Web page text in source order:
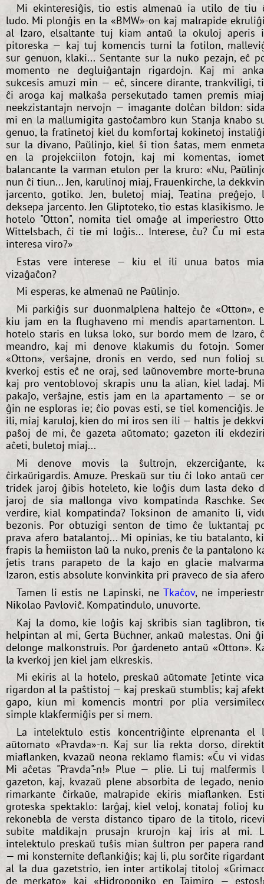
Mi ekinteresiĝis, tio estis almenaŭ ia utilo de tiu
ludo. Mi plonĝis en la «BMW»-on kaj malrapide
al Izaro, elsaltante tuj kiam antaŭ la okuloj aperis
pitoreska — kaj tuj komencis turni la fotilon,
sur genuon, klaki... Sentante sur la nuko pezajn, eĉ
momento ne degluiĝantajn rigardojn. Kaj mi
sukcesis amuzi min — eĉ, sincere dirante, trankviligi,
ĉi aroga kaj malkaŝa persekutado tamen premis
neekzistantajn nervojn — imagante dolĉan bildon:
mi en la mallumigita gastoĉambro kun Stanja knabo
genuo, la fratinetoj kiel du komfortaj kokinetoj
sur la divano, Paŭlinjo, kiel ŝi tion ŝatas, mem
en la projekciilon fotojn, kaj mi komentas,
balancante la varman etulon per la kruro: «Nu,
nun ĉi tiun... Jen, karulinoj miaj, Frauenkirche, la
jarcento, gotiko. Jen, buletoj miaj, Teatina preĝejo,
deksepa jarcento. Jen Gliptoteko, tio estas klasikismo.
hotelo "Otton", nomita tiel omaĝe al imperiestro
Wittelsbach, ĉi tie mi loĝis... Interese, ĉu? Ĉu mi
interesa viro?»
Estas vere interese — kiu el ili unua batos
vizaĝaĉon?
Mi esperas, ke almenaŭ ne Paŭlinjo.
Mi parkiĝis sur duonmalplena haltejo ĉe «Otton»,
kiu jam en la flughaveno mi mendis apartamenton.
hotelo staris en luksa loko, sur bordo mem de Izaro,
meandro, kaj mi denove klakumis du fotojn.
«Otton», verŝajne, dronis en verdo, sed nun folioj
kverkoj estis eĉ ne oraj, sed laŭnovembre morte-
kaj pro ventoblovoj skrapis unu la alian, kiel ladaj.
pakaĵo, verŝajne, estis jam en la apartamento — se
ĝin ne esploras ie; ĉio povas esti, se tiel komenciĝis.
ili, miaj karuloj, kien do mi iros sen ili — haltis je
paŝoj de mi, ĉe gazeta aŭtomato; gazeton ili
aĉeti, buletoj miaj...
Mi denove movis la ŝultrojn, ekzerciĝante,
ĉirkaŭrigardis. Amuze. Preskaŭ sur tiu ĉi loko antaŭ
tridek jaroj ĝibis hoteleto, kie loĝis dum lasta deko
jaroj de sia mallonga vivo kompatinda Raschke.
verdire, kial kompatinda? Toksinon de amanito li,
bezonis. Por obtuzigi senton de timo ĉe luktantaj
prava afero batalantoj... Mi opinias, ke tiu batalanto,
frapis la ĥemiiston laŭ la nuko, prenis ĉe la pantalono
ĵetis trans parapeto de la kajo en glacie
Izaron, estis absolute konvinkita pri praveco de sia
Tamen li estis ne Lapinski, neTkaĉov, ne
Nikolao Pavloviĉ. Kompatindulo, unuvorte.
Kaj la domo, kie loĝis kaj skribis sian taglibron,
helpintan al mi, Gerta Büchner, ankaŭ malestas. Oni
delonge malkonstruis. Por ĝardeneto antaŭ «Otton».
la kverkoj jen kiel jam elkreskis.
Mi ekiris al la hotelo, preskaŭ aŭtomate ĵetinte
rigardon al la paŝtistoj — kaj preskaŭ stumblis; kaj
gapo, kiun mi komencis montri por plia
simple klakfermiĝis per si mem.
La intelektulo estis koncentriĝinte elprenanta el
aŭtomato «Pravda»-n. Kaj sur lia rekta dorso,
miaflanken, kvazaŭ neona reklamo flamis: «Ĉu vi
Mi aĉetas "Pravda"-n!» Plue — plie. Li tuj malfermis
gazeton, kaj, kvazaŭ plene absorbita de legado,
rimarkante ĉirkaŭe, malrapide ekiris miaflanken.
groteska spektaklo: larĝaj, kiel veloj, konataj folioj
rekonebla de versta distanco tiparo de la titolo,
subite maldikajn prusajn krurojn kaj iris al mi.
intelektulo preskaŭ tuŝis mian ŝultron per papera
— mi konsternite deflankiĝis; kaj li, plu sorĉite
al la dua gazetstrio, ien inter artikolaj titoloj
de merkato» kaj «Hidroponiko en Tajmiro —